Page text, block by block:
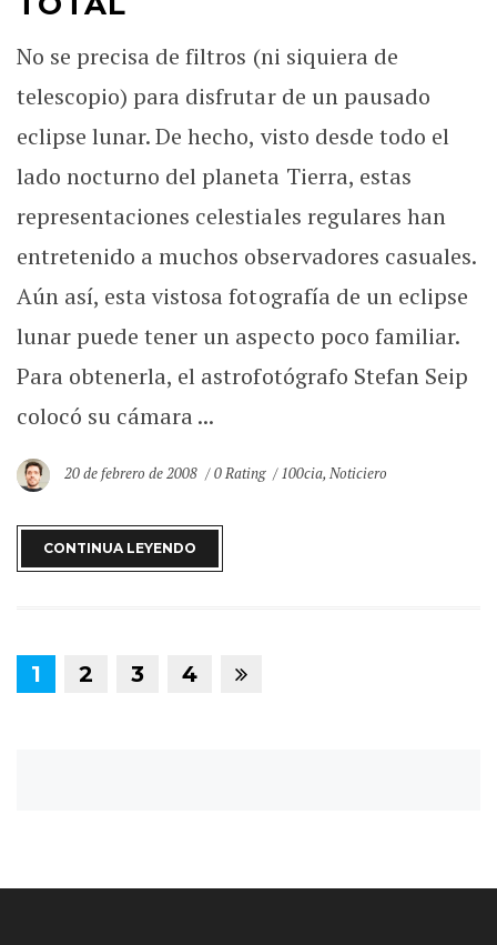
No se precisa de filtros (ni siquiera de
telescopio) para disfrutar de un pausado
eclipse lunar. De hecho, visto desde todo el
lado nocturno del planeta Tierra, estas
representaciones celestiales regulares han
entretenido a muchos observadores casuales.
Aún así, esta vistosa fotografía de un eclipse
lunar puede tener un aspecto poco familiar.
Para obtenerla, el astrofotógrafo Stefan Seip
colocó su cámara ...
20 de febrero de 2008 0 Rating 100cia,Noticiero
CONTINUA LEYENDO
1 2 3 4